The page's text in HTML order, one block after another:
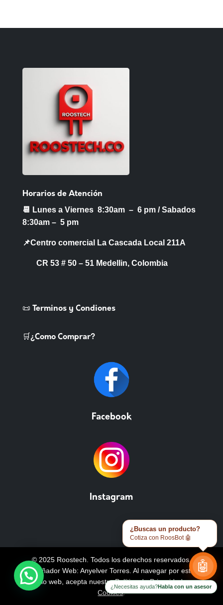
Horarios de Atención
📆 Lunes a Viernes 8:30am – 6 pm /Sabados
8:30am – 5 pm
📌Centro comercial La Cascada Local 211A
CR 53 # 50 – 51 Medellin, Colombia
📜 Terminos y Condiones
🛒¿Como Comprar?
Facebook
Instagram
© 2025 Roostech. Todos los derechos reservados.
Diseñador Web: Anyelver Torres . Al navegar por este
sitio web, acepta nuestraPolítica de Privacidad y
Cookies.
¿Buscas un producto?
Cotiza con RoosBot 🤖
🤖
¿Necesitas ayuda?Habla con un asesor